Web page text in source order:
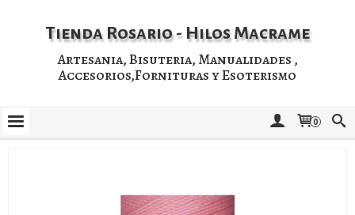
Tienda Rosario - Hilos Macrame
Artesania, Bisuteria, Manualidades ,
Accesorios,Fornituras y Esoterismo
0